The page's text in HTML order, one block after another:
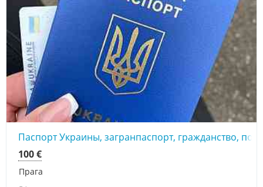
Паспорт Украины, загранпаспорт, гражданство,
Прага
100 €